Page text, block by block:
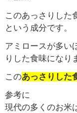
このあっさりした
という成分です。
アミロースが多い
りした食味になり
このあっさりした
参考に
現代の多くのお米